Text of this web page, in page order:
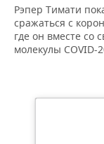
Рэпер Тимати
сражаться с
где он вместе со
молекулы COVID-